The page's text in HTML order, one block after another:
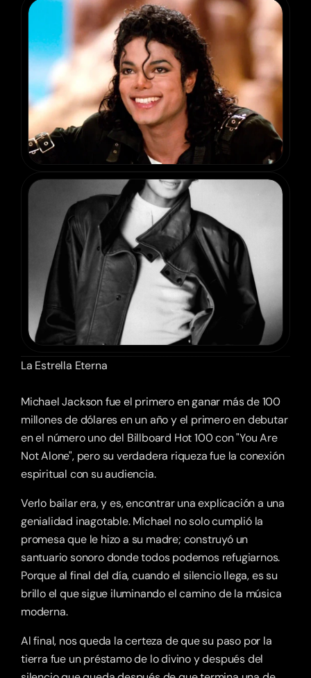
La Estrella Eterna
Michael Jackson fue el primero en ganar más de 100
millones de dólares en un año y el primero en debutar
en el número uno del Billboard Hot 100 con "You Are
Not Alone", pero su verdadera riqueza fue la conexión
espiritual con su audiencia.
Verlo bailar era, y es, encontrar una explicación a una
genialidad inagotable. Michael no solo cumplió la
promesa que le hizo a su madre; construyó un
santuario sonoro donde todos podemos refugiarnos.
Porque al final del día, cuando el silencio llega, es su
brillo el que sigue iluminando el camino de la música
moderna.
Al final, nos queda la certeza de que su paso por la
tierra fue un préstamo de lo divino y después del